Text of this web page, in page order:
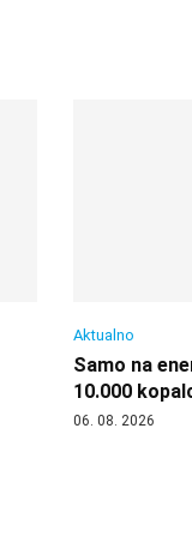
Aktualno
Samo na
10.000
06. 08. 2026